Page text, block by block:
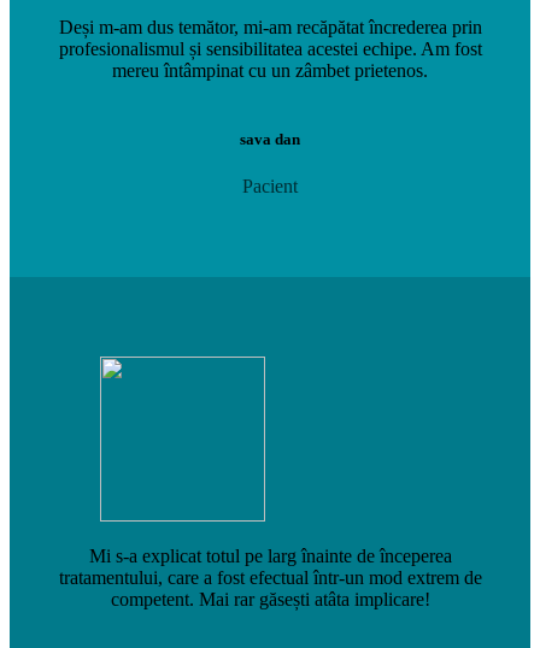
Deși m-am dus temător, mi-am recăpătat încrederea prin
profesionalismul și sensibilitatea acestei echipe. Am fost
mereu întâmpinat cu un zâmbet prietenos.
sava dan
Pacient
Mi s-a explicat totul pe larg înainte de începerea
tratamentului, care a fost efectual într-un mod extrem de
competent. Mai rar găsești atâta implicare!